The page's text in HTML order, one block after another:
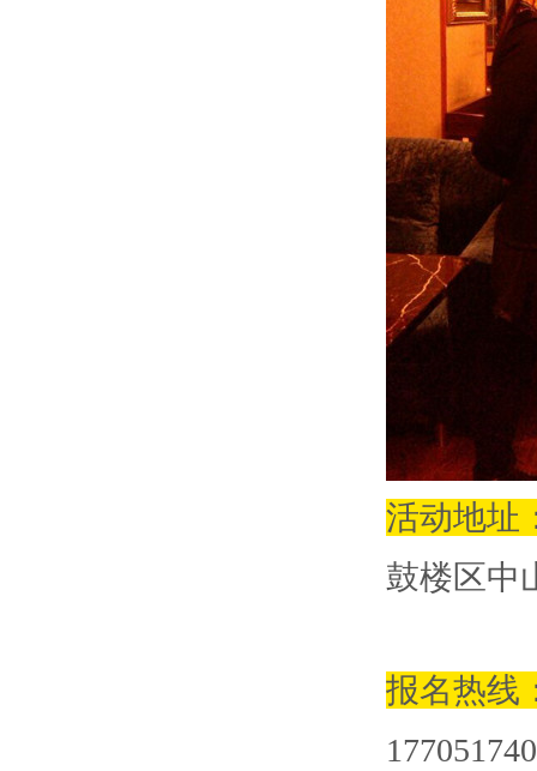
活动地址
鼓楼区中
报名热线